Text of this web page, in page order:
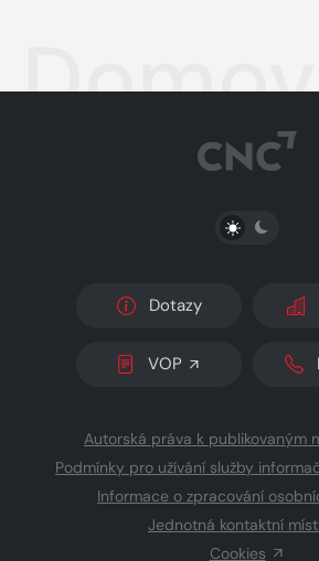
Dotazy
VOP
Autorská práva k publikovaným
Podmínky pro užívání služby
Informace o zpracování
Jednotná kontaktní
Cookies